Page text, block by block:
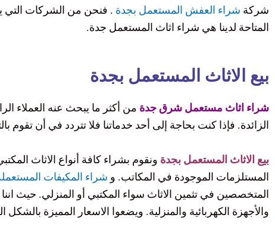
شركة شراء العفش المستعمل بجدة . فنحن من الشركات التي
المتاحة لدينا هي شراء اثاث المستعمل جدة.
بيع الاثاث المستعمل بجدة
شراء اثاث مستعمل شرق جدة من أكثر ما يبحث عنه العملاء
الزائدة. فإذا كنت بحاجة إلى أحد خدماتنا فلا تتردد في أن
بيع الاثاث المستعمل بجدة ونقوم بشراء كافة أنواع الاثاث
المستلزمات الموجودة في المكاتب. و شراء المكيفات
المتخصصين في تثمين الاثاث سواء المكتبي أو المنزلي. حيث
والأجهزة الكهربائية والمنزلية. ويضعوا الاسعار المميزة